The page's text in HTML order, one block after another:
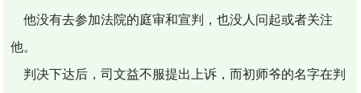
他没有去参加法院的庭审和宣判，也没人问起或者关注
他。
判决下达后，司文益不服提出上诉，而初师爷的名字在判